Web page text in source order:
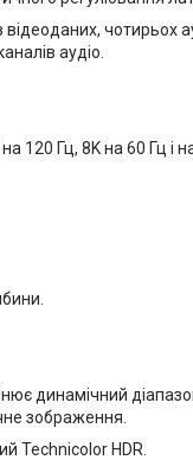
відеоданих, чотирьох
аудіо.
120 Гц, 8K на 60 Гц і
динамічний
зображення.
Technicolor HDR.